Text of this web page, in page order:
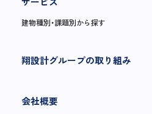
建物種別・課題別から探す
翔設計グループの取り組み
会社概要